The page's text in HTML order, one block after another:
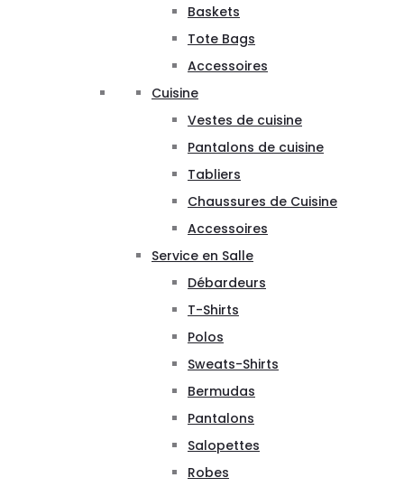
Baskets
Tote Bags
Accessoires
Cuisine
Vestes de cuisine
Pantalons de cuisine
Tabliers
Chaussures de Cuisine
Accessoires
Service en Salle
Débardeurs
T-Shirts
Polos
Sweats-Shirts
Bermudas
Pantalons
Salopettes
Robes